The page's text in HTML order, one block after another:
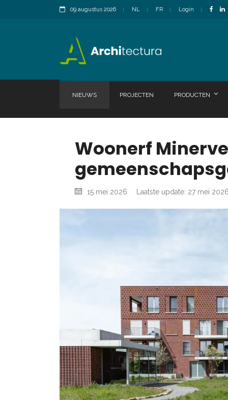
09 augustus 2026 NL FR Login
NIEUWS PROJECTEN PRODUCTEN
Woonerf
15 mei 2026 Laatste update: 27 mei